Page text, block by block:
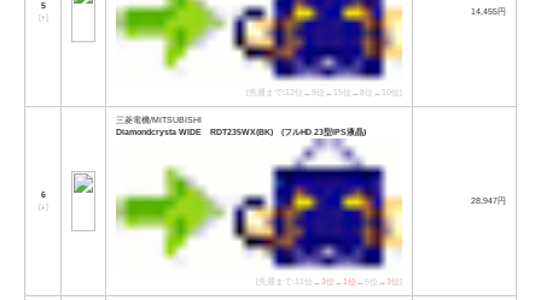
5
[↑]
[先週まで:12位→9位→15位→8位→10位]
14,455円
6
[↓]
三菱電機/MITSUBISHI
Diamondcrysta WIDE RDT235WX(BK) (フルHD 23型IPS液晶)
[先週まで:11位→3位 →1位 →5位→3位]
28,947円